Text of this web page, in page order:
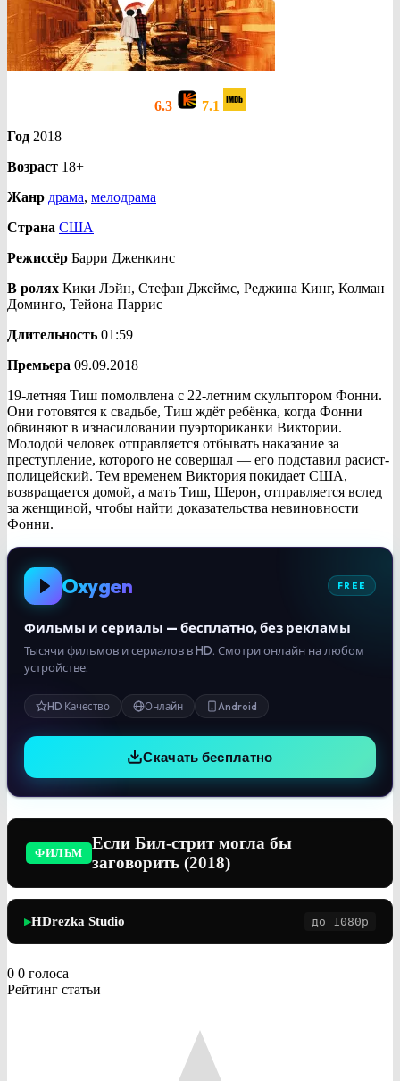
6.3
7.1
Год 2018
Возраст 18+
Жанр драма, мелодрама
Страна США
Режиссёр Барри Дженкинс
В ролях Кики Лэйн, Стефан Джеймс, Реджина Кинг, Колман
Доминго, Тейона Паррис
Длительность 01:59
Премьера 09.09.2018
19-летняя Тиш помолвлена с 22-летним скульптором Фонни.
Они готовятся к свадьбе, Тиш ждёт ребёнка, когда Фонни
обвиняют в изнасиловании пуэрториканки Виктории.
Молодой человек отправляется отбывать наказание за
преступление, которого не совершал — его подставил расист-
полицейский. Тем временем Виктория покидает США,
возвращается домой, а мать Тиш, Шерон, отправляется вслед
за женщиной, чтобы найти доказательства невиновности
Фонни.
Oxygen FREE
Фильмы и сериалы — бесплатно, без рекламы
Тысячи фильмов и сериалов в HD. Смотри онлайн на любом
устройстве.
HD Качество Онлайн Android
Скачать бесплатно
ФИЛЬМ
Если Бил-стрит могла бы
заговорить (2018)
▶HDrezka Studio до 1080p
0 0 голоса
Рейтинг статьи